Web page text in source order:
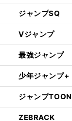
ジャンプSQ
Vジャンプ
最強ジャンプ
少年ジャンプ+
ジャンプTOON
ZEBRACK